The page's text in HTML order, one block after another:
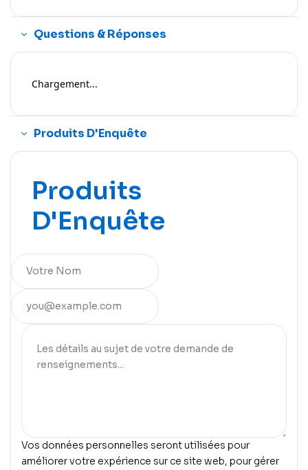
Questions & Réponses
Chargement...
Produits D'Enquête
Produits
D'Enquête
Vos données personnelles seront utilisées pour
améliorer votre expérience sur ce site web, pour gérer